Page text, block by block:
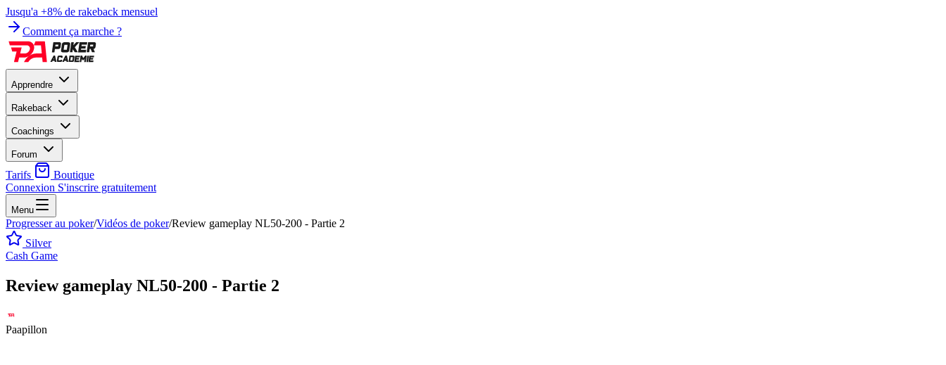
Jusqu'a +8% de rakeback mensuel
Comment ça marche ?
Apprendre
Rakeback
Coachings
Forum
Tarifs
Boutique
Connexion S'inscrire gratuitement
Menu
Progresser au poker/Vidéos de poker/Review gameplay NL50-200 - Partie 2
Silver
Cash Game
Review gameplay NL50-200 - Partie 2
Paapillon